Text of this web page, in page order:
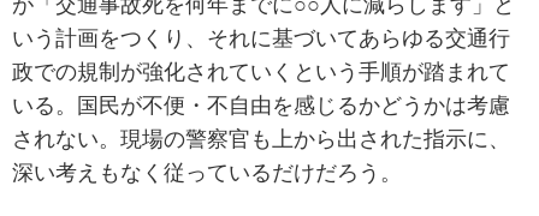
いう計画をつくり、それに基づいてあらゆる交通行
政での規制が強化されていくという手順が踏まれて
いる。国民が不便・不自由を感じるかどうかは考慮
されない。現場の警察官も上から出された指示に、
深い考えもなく従っているだけだろう。